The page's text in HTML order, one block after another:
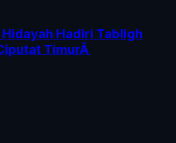
Hadiri Tabligh
TimurÂ